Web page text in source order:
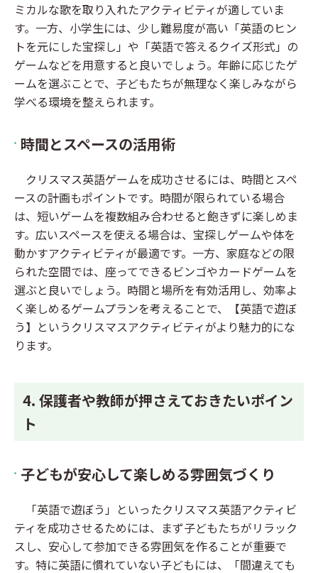
ミカルな歌を取り入れたアクティビティが適していま
す。一方、小学生には、少し難易度が高い「英語のヒン
トを元にした宝探し」や「英語で答えるクイズ形式」の
ゲームなどを用意すると良いでしょう。年齢に応じたゲ
ームを選ぶことで、子どもたちが無理なく楽しみながら
学べる環境を整えられます。
時間とスペースの活用術
クリスマス英語ゲームを成功させるには、時間とスペ
ースの計画もポイントです。時間が限られている場合
は、短いゲームを複数組み合わせると飽きずに楽しめま
す。広いスペースを使える場合は、宝探しゲームや体を
動かすアクティビティが最適です。一方、家庭などの限
られた空間では、座ってできるビンゴやカードゲームを
選ぶと良いでしょう。時間と場所を有効活用し、効率よ
く楽しめるゲームプランを考えることで、【英語で遊ぼ
う】というクリスマスアクティビティがより魅力的にな
ります。
4. 保護者や教師が押さえておきたいポイン
ト
子どもが安心して楽しめる雰囲気づくり
「英語で遊ぼう」といったクリスマス英語アクティビ
ティを成功させるためには、まず子どもたちがリラック
スし、安心して参加できる雰囲気を作ることが重要で
す。特に英語に慣れていない子どもには、「間違えても